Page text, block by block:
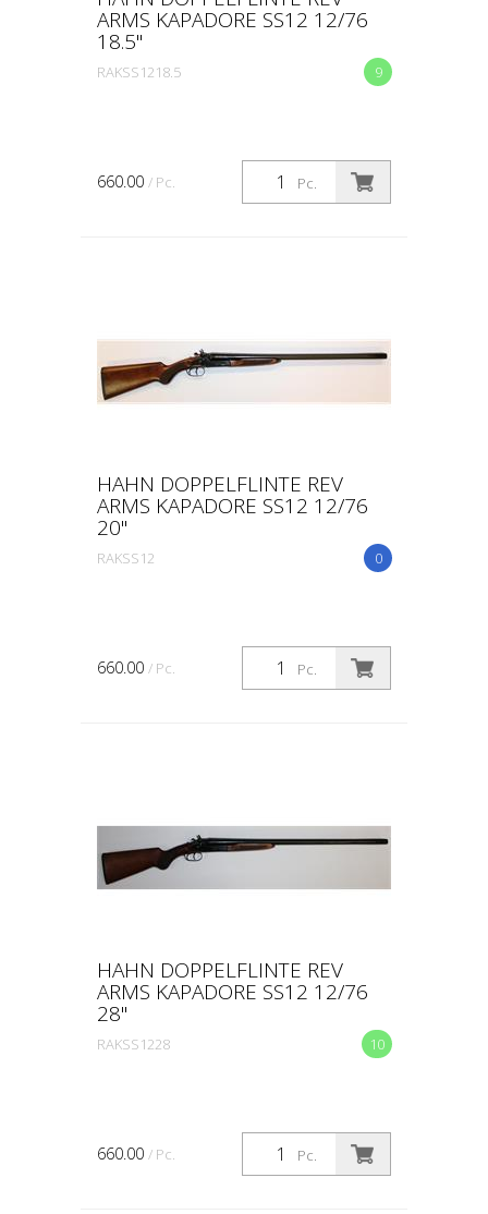
ARMS KAPADORE SS12 12/76
18.5"
9
RAKSS1218.5
Pc.
660.00 / Pc.
HAHN DOPPELFLINTE REV
ARMS KAPADORE SS12 12/76
20"
0
RAKSS12
Pc.
660.00 / Pc.
HAHN DOPPELFLINTE REV
ARMS KAPADORE SS12 12/76
28"
10
RAKSS1228
Pc.
660.00 / Pc.